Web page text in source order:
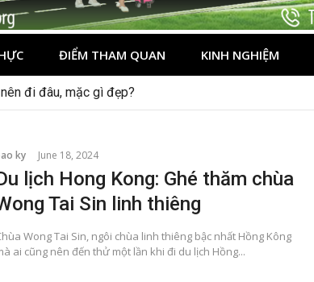
ĐIỂM THAM QUAN KINH NGHIỆM
đi đâu, mặc gì đẹp?
ky June 18, 2024
lịch Hong Kong: Ghé thăm chùa
Tai Sin linh thiêng
Wong Tai Sin, ngôi chùa linh thiêng bậc nhất Hồng Kông
ai cũng nên đến thử một lần khi đi du lịch Hồng...